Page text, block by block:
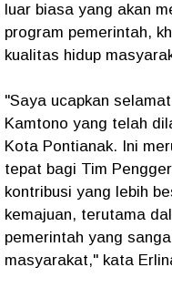
luar biasa yang akan
program pemerintah,
kualitas hidup
"Saya ucapkan
Kamtono yang telah
Kota Pontianak. Ini
tepat bagi Tim
kontribusi yang lebih
kemajuan, terutama
pemerintah yang
masyarakat," kata